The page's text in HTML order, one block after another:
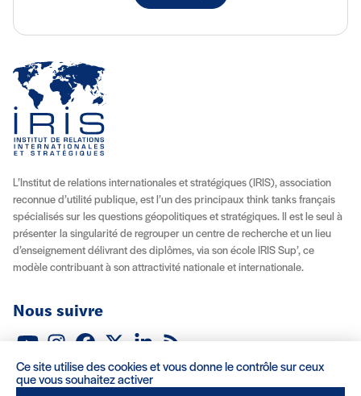
L’Institut de relations internationales et stratégiques (IRIS), association
reconnue d’utilité publique, est l’un des principaux think tanks français
spécialisés sur les questions géopolitiques et stratégiques. Il est le seul à
présenter la singularité de regrouper un centre de recherche et un lieu
d’enseignement délivrant des diplômes, via son école IRIS Sup’, ce
modèle contribuant à son attractivité nationale et internationale.
Nous suivre
À propos
Recrutement Locations Contact
Ce site utilise des cookies et vous donne le contrôle sur ceux
que vous souhaitez activer